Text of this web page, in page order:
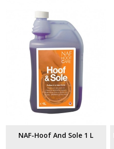
NAF-Hoof And Sole 1 L